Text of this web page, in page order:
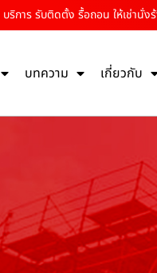
ริการ รับติดตั้ง รื้อถอน ให้เช่า
บทความ เกี่ยวกับ